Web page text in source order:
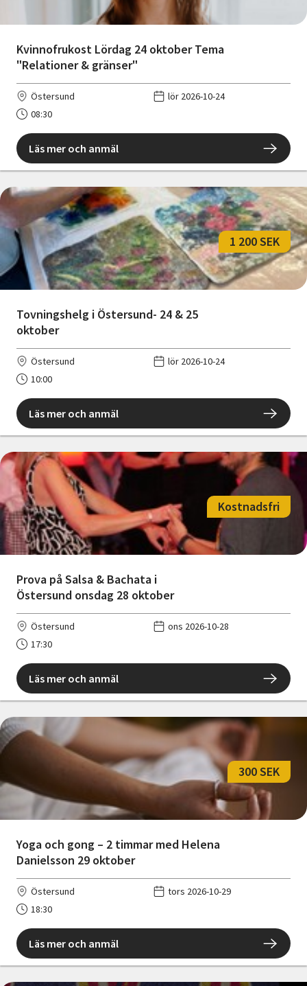
Kvinnofrukost Lördag 24 oktober Tema
"Relationer & gränser"
Östersund
lör 2026-10-24
08:30
Läs mer och anmäl
Tovningshelg i Östersund- 24 & 25
oktober
1 200 SEK
Östersund
lör 2026-10-24
10:00
Läs mer och anmäl
Prova på Salsa & Bachata i
Östersund onsdag 28 oktober
Kostnadsfri
Östersund
ons 2026-10-28
17:30
Läs mer och anmäl
Yoga och gong – 2 timmar med Helena
Danielsson 29 oktober
300 SEK
Östersund
tors 2026-10-29
18:30
Läs mer och anmäl